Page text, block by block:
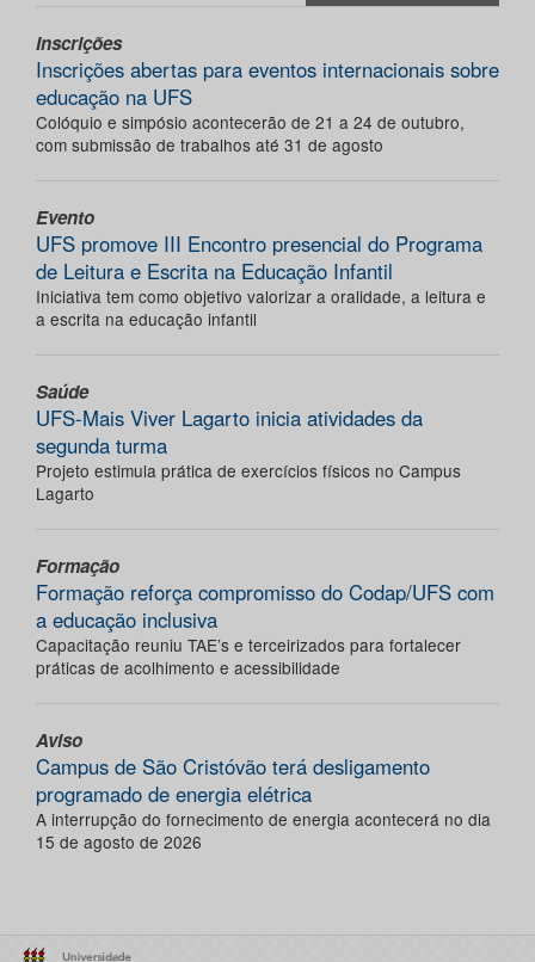
Inscrições
Inscrições abertas para eventos internacionais sobre
educação na UFS
Colóquio e simpósio acontecerão de 21 a 24 de outubro,
com submissão de trabalhos até 31 de agosto
Evento
UFS promove III Encontro presencial do Programa
de Leitura e Escrita na Educação Infantil
Iniciativa tem como objetivo valorizar a oralidade, a leitura e
a escrita na educação infantil
Saúde
UFS-Mais Viver Lagarto inicia atividades da
segunda turma
Projeto estimula prática de exercícios físicos no Campus
Lagarto
Formação
Formação reforça compromisso do Codap/UFS com
a educação inclusiva
Capacitação reuniu TAE’s e terceirizados para fortalecer
práticas de acolhimento e acessibilidade
Aviso
Campus de São Cristóvão terá desligamento
programado de energia elétrica
A interrupção do fornecimento de energia acontecerá no dia
15 de agosto de 2026